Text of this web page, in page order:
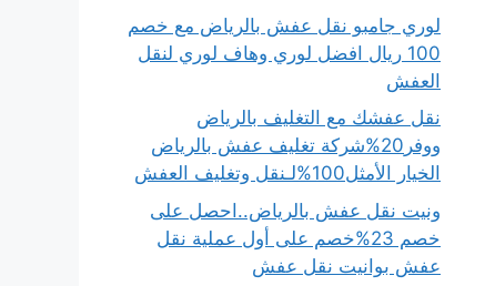
لوري جامبو نقل عفش بالرياض مع خصم
100 ريال افضل لوري وهاف لوري لنقل
العفش
نقل عفشك مع التغليف بالرياض
ووفر20%شركة تغليف عفش بالرياض
الخيار الأمثل100%لـنقل وتغليف العفش
ونيت نقل عفش بالرياض..احصل على
خصم 23%خصم على أول عملية نقل
عفش بوانيت نقل عفش